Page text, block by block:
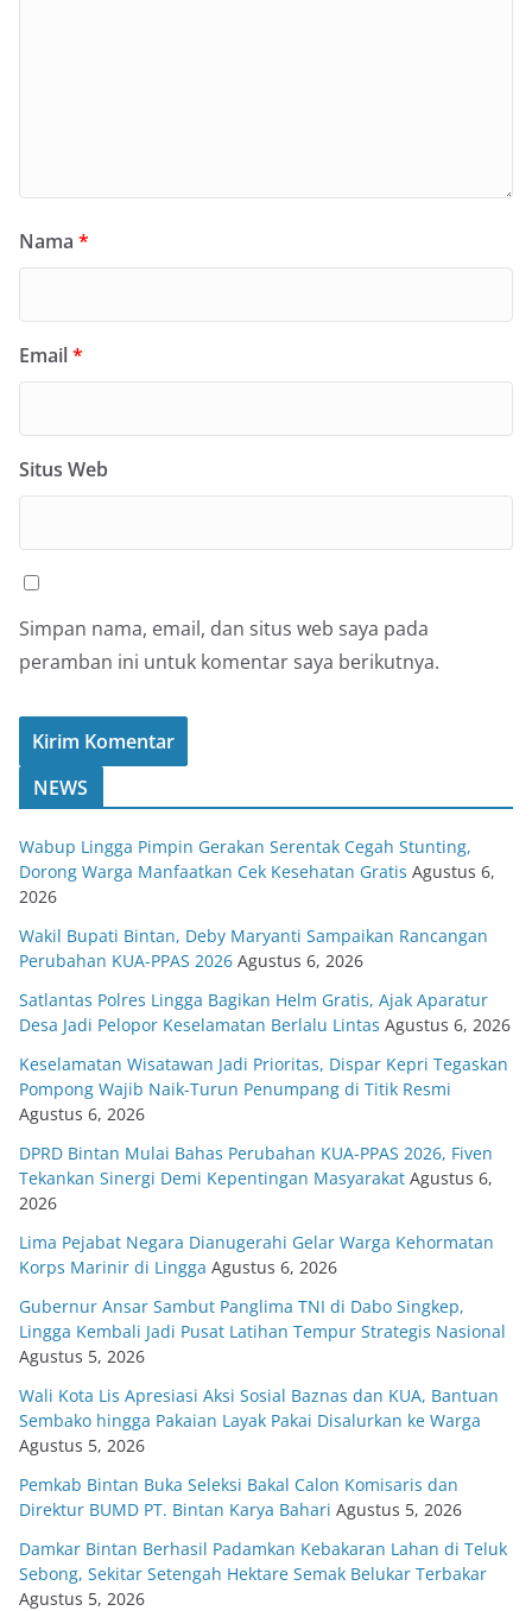
Nama *
Email*
Situs Web
Simpan nama, email, dan situs web saya pada
peramban ini untuk komentar saya berikutnya.
NEWS
Wabup Lingga Pimpin Gerakan Serentak Cegah Stunting,
Dorong Warga Manfaatkan Cek Kesehatan Gratis Agustus 6,
2026
Wakil Bupati Bintan, Deby Maryanti Sampaikan Rancangan
Perubahan KUA-PPAS 2026 Agustus 6, 2026
Satlantas Polres Lingga Bagikan Helm Gratis, Ajak Aparatur
Desa Jadi Pelopor Keselamatan Berlalu Lintas Agustus 6, 2026
Keselamatan Wisatawan Jadi Prioritas, Dispar Kepri Tegaskan
Pompong Wajib Naik-Turun Penumpang di Titik Resmi
Agustus 6, 2026
DPRD Bintan Mulai Bahas Perubahan KUA-PPAS 2026, Fiven
Tekankan Sinergi Demi Kepentingan Masyarakat Agustus 6,
2026
Lima Pejabat Negara Dianugerahi Gelar Warga Kehormatan
Korps Marinir di Lingga Agustus 6, 2026
Gubernur Ansar Sambut Panglima TNI di Dabo Singkep,
Lingga Kembali Jadi Pusat Latihan Tempur Strategis Nasional
Agustus 5, 2026
Wali Kota Lis Apresiasi Aksi Sosial Baznas dan KUA, Bantuan
Sembako hingga Pakaian Layak Pakai Disalurkan ke Warga
Agustus 5, 2026
Pemkab Bintan Buka Seleksi Bakal Calon Komisaris dan
Direktur BUMD PT. Bintan Karya Bahari Agustus 5, 2026
Damkar Bintan Berhasil Padamkan Kebakaran Lahan di Teluk
Sebong, Sekitar Setengah Hektare Semak Belukar Terbakar
Agustus 5, 2026